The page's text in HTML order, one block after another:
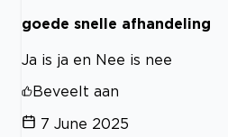
goede snelle afhandeling
Ja is ja en Nee is nee
Beveelt aan
7 June 2025